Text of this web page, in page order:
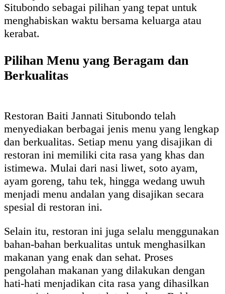
Situbondo sebagai pilihan yang tepat untuk
menghabiskan waktu bersama keluarga atau
kerabat.
Pilihan Menu yang Beragam dan
Berkualitas
Restoran Baiti Jannati Situbondo telah
menyediakan berbagai jenis menu yang lengkap
dan berkualitas. Setiap menu yang disajikan di
restoran ini memiliki cita rasa yang khas dan
istimewa. Mulai dari nasi liwet, soto ayam,
ayam goreng, tahu tek, hingga wedang uwuh
menjadi menu andalan yang disajikan secara
spesial di restoran ini.
Selain itu, restoran ini juga selalu menggunakan
bahan-bahan berkualitas untuk menghasilkan
makanan yang enak dan sehat. Proses
pengolahan makanan yang dilakukan dengan
hati-hati menjadikan cita rasa yang dihasilkan